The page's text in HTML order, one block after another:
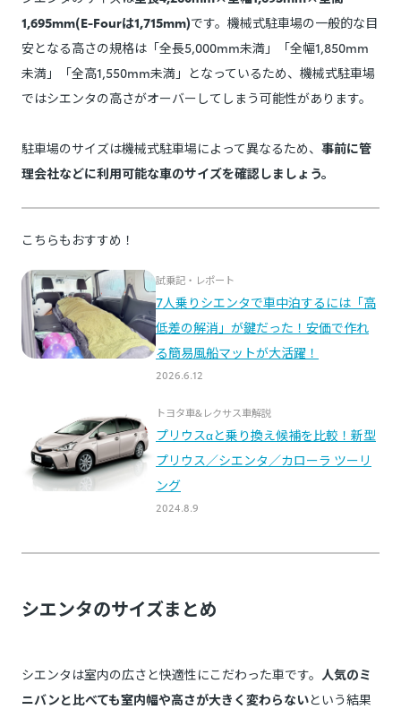
1,695mm(E-Fourは1,715mm)です。機械式駐車場の一般的な目
安となる高さの規格は「全長5,000mm未満」「全幅1,850mm
未満」「全高1,550mm未満」となっているため、機械式駐車場
ではシエンタの高さがオーバーしてしまう可能性があります。
駐車場のサイズは機械式駐車場によって異なるため、 事前に管
理会社などに利用可能な車のサイズを確認しましょう。
シエンタのサイズまとめ
シエンタは室内の広さと快適性にこだわった車です。 人気のミ
ニバンと比べても室内幅や高さが大きく変わらないという結果